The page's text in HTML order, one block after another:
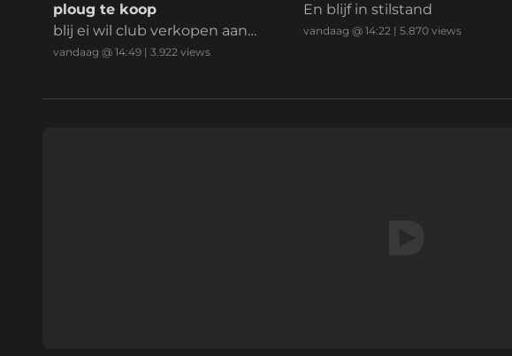
ploug te koop
blij ei wil club verkopen aan
Mohammed.
vandaag @ 14:49 | 3.922 views
En blijf in stilstand
vandaag @ 14:22| 5.870views